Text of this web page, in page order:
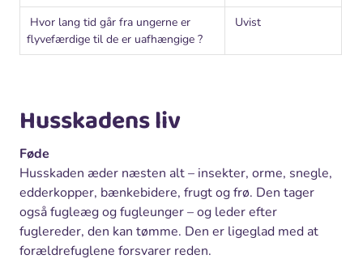
Hvor lang tid går fra ungerne er
flyvefærdige til de er uafhængige ?
Uvist
Husskadens liv
Føde
Husskaden æder næsten alt – insekter, orme, snegle,
edderkopper, bænkebidere, frugt og frø. Den tager
også fugleæg og fugleunger – og leder efter
fuglereder, den kan tømme. Den er ligeglad med at
forældrefuglene forsvarer reden.